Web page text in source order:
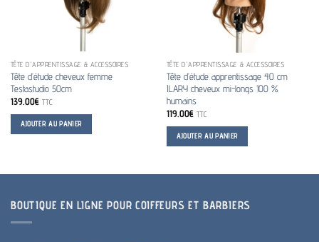
TÊTE D'APPRENTISSAGE & ACCESSOIRES
Tête d’étude cheveux femme
Testastudio 50cm
139.00€ TTC
AJOUTER AU PANIER
TÊTE D'APPRENTISSAGE & ACCESSOIRES
Tête d’étude apprentissage 40 cm
ILARY cheveux mi-longs 100 %
humains
119.00€ TTC
AJOUTER AU PANIER
BOUTIQUE EN LIGNE POUR COIFFEURS ET BARBIERS